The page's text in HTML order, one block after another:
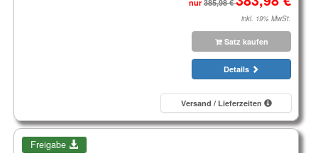
nur
inkl. 19% MwSt.
Satz kaufen
Details
Versand / Lieferzeiten
Freigabe